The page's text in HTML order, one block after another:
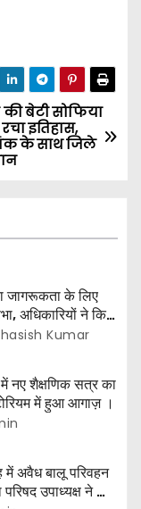
बेटी सोफिया
इतिहास,
के साथ जिले
जागरूकता के लिए
अधिकारियों ने किया
Kumar
में नए शैक्षणिक सत्र का
में हुआ आगाज़ ।
अवैध बालू परिवहन
उपाध्यक्ष ने की